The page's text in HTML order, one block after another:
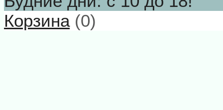
Корзина(0)